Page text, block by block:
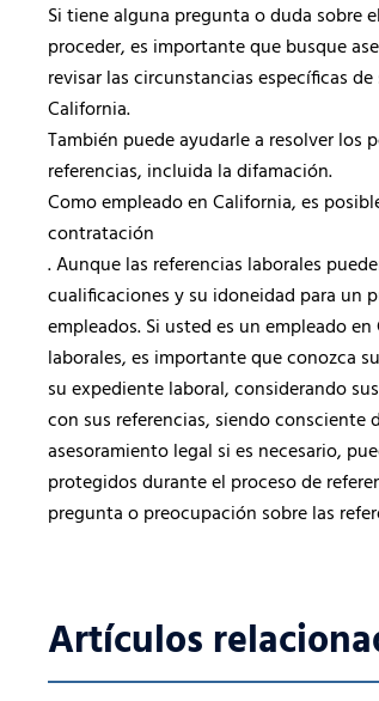
Si tiene alguna pregunta o duda sobre
proceder, es importante que busque
revisar las circunstancias específicas
California.
También puede ayudarle a resolver los
referencias, incluida la difamación.
Como empleado en California, es
contratación
. Aunque las referencias laborales
cualificaciones y su idoneidad para un
empleados. Si usted es un empleado
laborales, es importante que conozca
su expediente laboral, considerando
con sus referencias, siendo
asesoramiento legal si es necesario,
protegidos durante el proceso de
pregunta o preocupación sobre las
Artículos